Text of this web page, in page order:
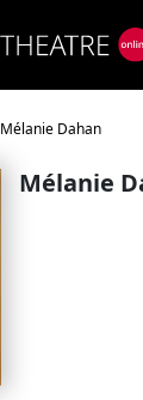
Mélanie Dahan
Mélanie